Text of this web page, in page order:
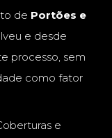
de Portões e
e desde
processo, sem
como fator
e